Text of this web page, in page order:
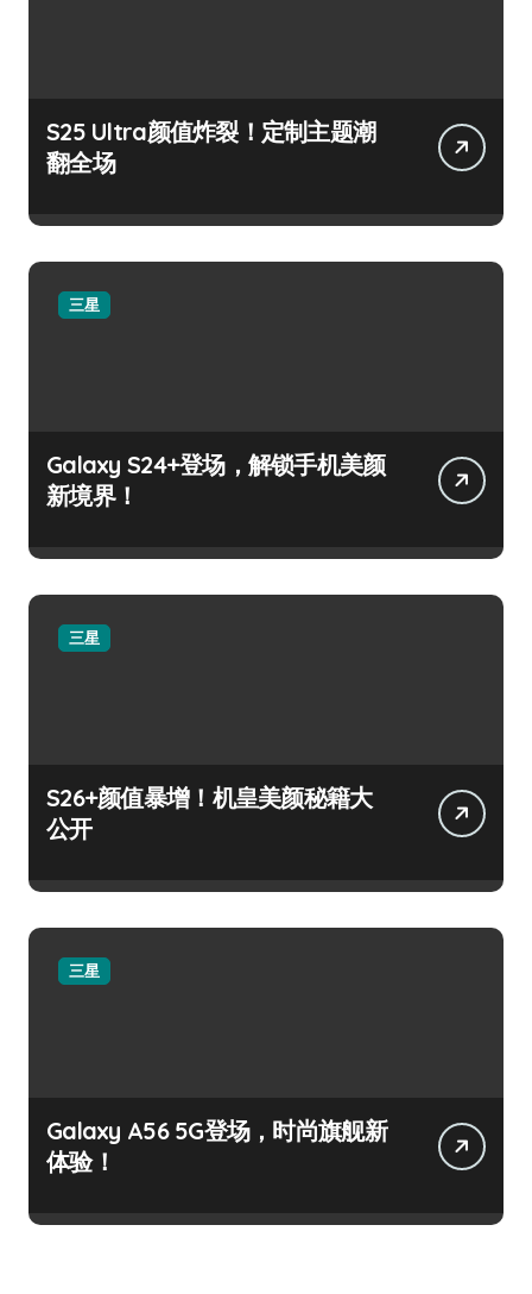
S25 Ultra颜值炸裂！定制主题潮
翻全场
三星
Galaxy S24+登场，解锁手机美颜
新境界！
三星
S26+颜值暴增！机皇美颜秘籍大
公开
三星
Galaxy A56 5G登场，时尚旗舰新
体验！